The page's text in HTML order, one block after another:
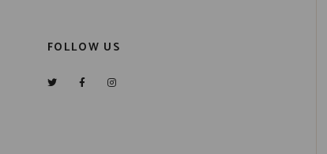
FOLLOW US